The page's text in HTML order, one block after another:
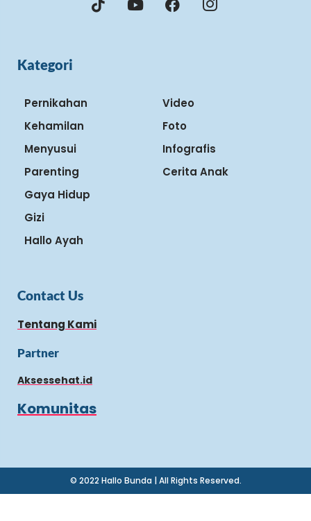
Kategori
Pernikahan
Kehamilan
Menyusui
Parenting
Gaya Hidup
Gizi
Hallo Ayah
Video
Foto
Infografis
Cerita Anak
Contact Us
Tentang Kami
Partner
Aksessehat.id
Komunitas
© 2022 Hallo Bunda | All Rights Reserved.